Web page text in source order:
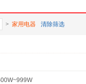
> 家用电器 清除筛选